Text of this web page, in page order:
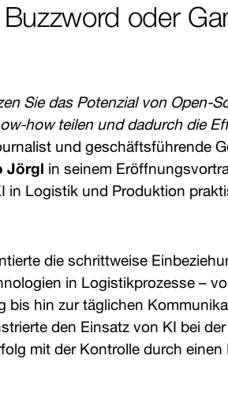
oder
Sie das Potenzial von Open-
how teilen und dadurch die
und geschäftsführende
Jörgl in seinem
in Logistik und Produktion
die schrittweise
in Logistikprozesse –
bis hin zur täglichen
den Einsatz von KI bei der
mit der Kontrolle durch einen